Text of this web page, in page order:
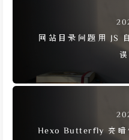
网站目录问题用 JS
Hexo Butterfly 亮暗